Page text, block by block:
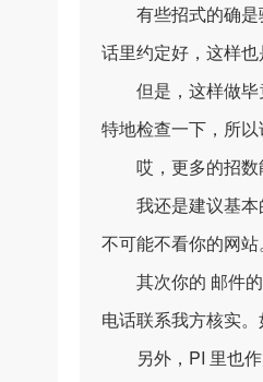
有些招式的确是
话里约定好，这样
但是，这样做毕
特地检查一下，所
哎，更多的招数
我还是建议基本
不可能不看你的网站
其次你的 邮件的
电话联系我方核实
另外，PI 里也作